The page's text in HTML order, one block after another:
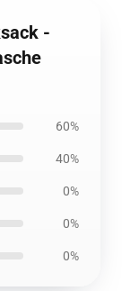
-
60%
40%
0%
0%
0%